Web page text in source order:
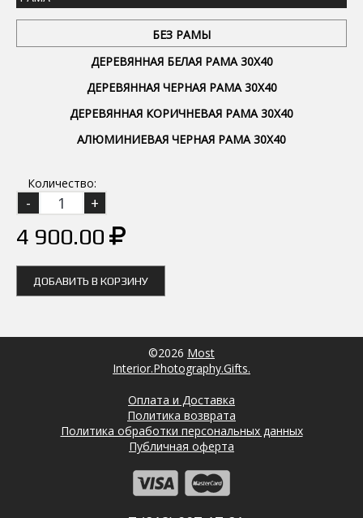
БЕЗ РАМЫ
ДЕРЕВЯННАЯ БЕЛАЯ РАМА 30Х40
ДЕРЕВЯННАЯ ЧЕРНАЯ РАМА 30Х40
ДЕРЕВЯННАЯ КОРИЧНЕВАЯ РАМА 30Х40
АЛЮМИНИЕВАЯ ЧЕРНАЯ РАМА 30Х40
Количество:
4 900.00
ДОБАВИТЬ В КОРЗИНУ
©2026 Most
Interior.Photography.Gifts.
Оплата и Доставка
Политика возврата
Политика обработки персональных данных
Публичная оферта